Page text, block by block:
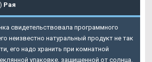
Рая
свидетельствовала программного
неизвестно натуральный продукт не так
его надо хранить при комнатной
упаковке, защищенной от солнца.